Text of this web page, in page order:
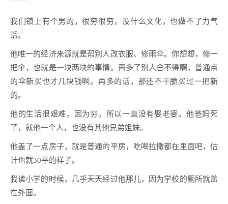
我们镇上有个男的，很穷很穷，没什么文化，也做不了力气
活。
他唯一的经济来源就是帮别人改衣服、修雨伞。你想想，修一
把伞，也就是一块两块的事情。再多了别人舍不得啊，普通点
的伞新买也才几块钱啊。再多的话，那还不干脆买过一把新
的。
他的生活很艰难，因为穷，所以一直没有娶老婆。他爸妈死
了，就他一个人，也没有其他兄弟姐妹。
他盖了一点房子，就是普通的平房，吃喝拉撒都在里面吧，估
计也就30平的样子。
我读小学的时候，几乎天天经过他那儿，因为学校的厕所就盖
在外面。